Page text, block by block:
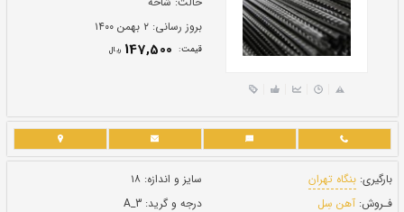
میلگرد آجدار نیشابور سایز 18
حالت:شاخه
بروز رسانی: